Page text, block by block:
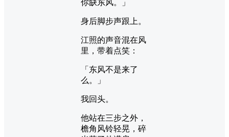
你缺东风。」
身后脚步声跟上。
江照的声音混在风
里，带着点笑：
「东风不是来了
么。」
我回头。
他站在三步之外，
檐角风铃轻晃，碎